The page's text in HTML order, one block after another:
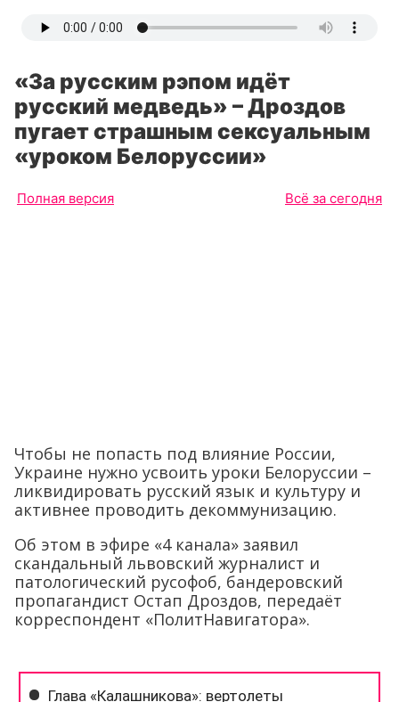
«За русским рэпом идёт
русский медведь» – Дроздов
пугает страшным сексуальным
«уроком Белоруссии»
Полная версия Всё за сегодня
Чтобы не попасть под влияние России,
Украине нужно усвоить уроки Белоруссии –
ликвидировать русский язык и культуру и
активнее проводить декоммунизацию.
Об этом в эфире «4 канала» заявил
скандальный львовский журналист и
патологический русофоб, бандеровский
пропагандист Остап Дроздов, передаёт
корреспондент «ПолитНавигатора».